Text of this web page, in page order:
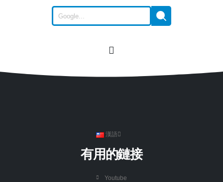
漢語
有用的鏈接
Youtube